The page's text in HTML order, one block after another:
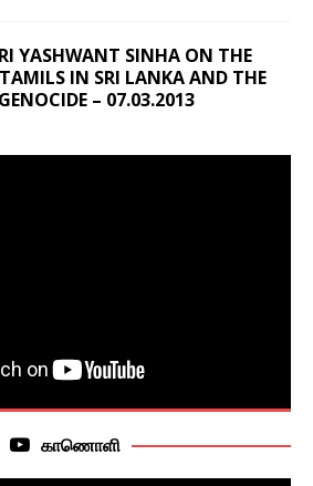
YASHWANT SINHA ON THE
IN SRI LANKA AND THE
– 07.03.2013
காணொளி